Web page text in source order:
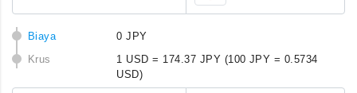
Biaya
0 JPY
Krus
1 USD = 174.37 JPY (100 JPY = 0.5734
USD)